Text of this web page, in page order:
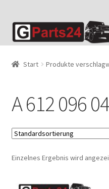
Zur
Navigation
Zum
Inhalt
Start Produkte
A 612 096
Einzelnes Ergebnis wird